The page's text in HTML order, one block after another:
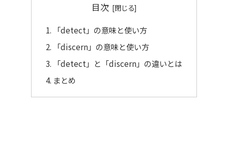
目次
「detect」の意味と使い方
「discern」の意味と使い方
「detect」と「discern」の違いとは
まとめ